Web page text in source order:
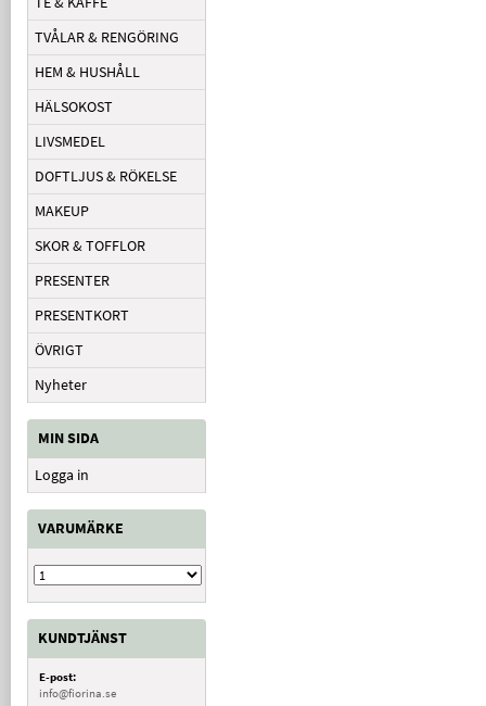
TVÅLAR & RENGÖRING
HEM & HUSHÅLL
HÄLSOKOST
LIVSMEDEL
DOFTLJUS & RÖKELSE
MAKEUP
SKOR & TOFFLOR
PRESENTER
PRESENTKORT
ÖVRIGT
Nyheter
MIN SIDA
Logga in
VARUMÄRKE
KUNDTJÄNST
E-post:
info@fiorina.se